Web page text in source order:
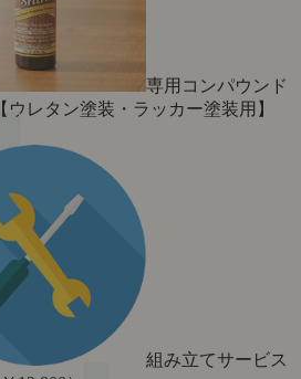
専用コンパウンド
ウレタン塗装・ラッカー塗装用】
組み立てサービス